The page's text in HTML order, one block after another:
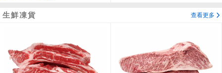
生鮮凍貨 查看更多